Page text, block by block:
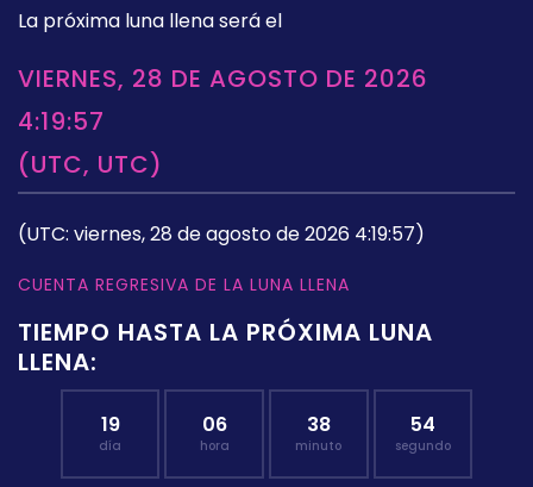
La próxima luna llena será el
VIERNES, 28 DE AGOSTO DE 2026
4:19:57
(UTC, UTC)
(UTC: viernes, 28 de agosto de 2026 4:19:57)
CUENTA REGRESIVA DE LA LUNA LLENA
TIEMPO HASTA LA PRÓXIMA LUNA
LLENA:
19
día
06
hora
38
minuto
53
segundo